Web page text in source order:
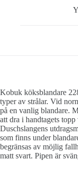
Kobuk köksblandare
typer av strålar. Vid
på en vanlig blandare.
att dra i handtagets
Duschslangens
som finns under
begränsas av möjlig
matt svart. Pipen är